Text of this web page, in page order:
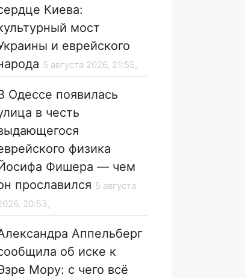
Киева:
мост
и еврейского
5 августа 2026, 21:55,
Одессе появилась
в честь
физика
Фишера — чем
прославился 5 августа
20:53,
Аппельберг
об иске к
Мору: с чего всё